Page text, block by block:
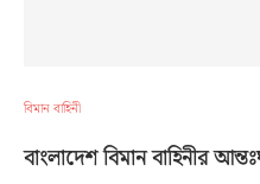
বিমান বাহিনী
বাংলাদেশ বিমান বাহিনীর